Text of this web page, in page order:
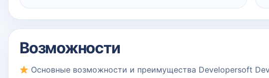
Возможности
Основные возможности и преимущества Developersoft